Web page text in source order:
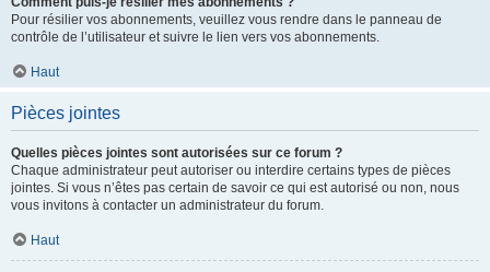
Pour résilier vos abonnements, veuillez vous rendre dans le panneau de
contrôle de l’utilisateur et suivre le lien vers vos abonnements.
Haut
Pièces jointes
Quelles pièces jointes sont autorisées sur ce forum ?
Chaque administrateur peut autoriser ou interdire certains types de pièces
jointes. Si vous n’êtes pas certain de savoir ce qui est autorisé ou non, nous
vous invitons à contacter un administrateur du forum.
Haut